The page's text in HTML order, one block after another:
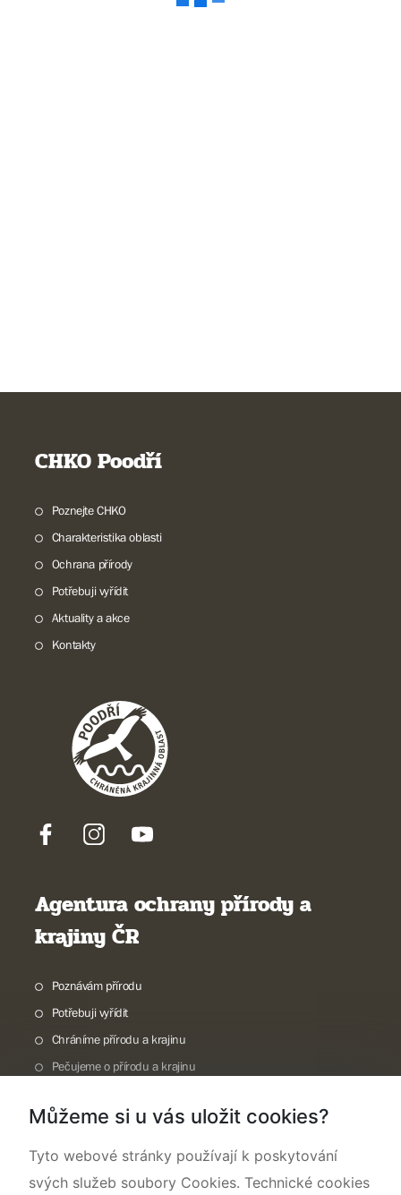
CHKO Poodří
Poznejte CHKO
Charakteristika oblasti
Ochrana přírody
Potřebuji vyřídit
Aktuality a akce
Kontakty
Agentura ochrany přírody a
krajiny ČR
Poznávám přírodu
Potřebuji vyřídit
Chráníme přírodu a krajinu
Pečujeme o přírodu a krajinu
O nás
Můžeme si u vás uložit cookies?
Tyto webové stránky používají k poskytování
svých služeb soubory Cookies. Technické cookies